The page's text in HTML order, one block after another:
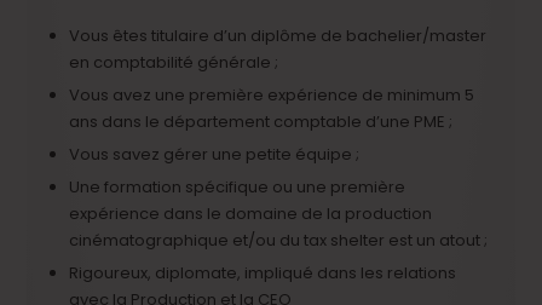
Vous êtes titulaire d’un diplôme de bachelier/master
en comptabilité générale ;
Vous avez une première expérience de minimum 5
ans dans le département comptable d’une PME ;
Vous savez gérer une petite équipe ;
Une formation spécifique ou une première
expérience dans le domaine de la production
cinématographique et/ou du tax shelter est un atout ;
Rigoureux, diplomate, impliqué dans les relations
avec la Production et la CEO